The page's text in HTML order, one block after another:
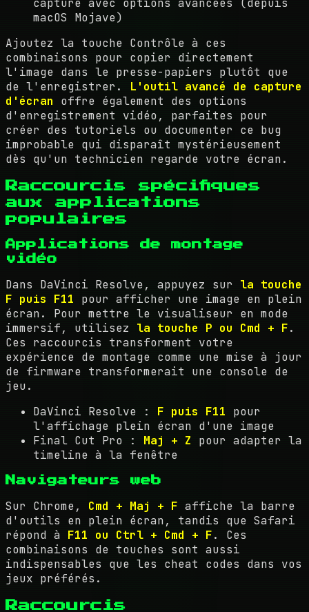
capture avec options avancées (depuis
macOS Mojave)
Ajoutez la touche Contrôle à ces
combinaisons pour copier directement
l'image dans le presse-papiers plutôt que
de l'enregistrer. L'outil avancé de capture
d'écran offre également des options
d'enregistrement vidéo, parfaites pour
créer des tutoriels ou documenter ce bug
improbable qui disparaît mystérieusement
dès qu'un technicien regarde votre écran.
Raccourcis spécifiques
aux applications
populaires
Applications de montage
vidéo
Dans DaVinci Resolve, appuyez sur la touche
F puis F11 pour afficher une image en plein
écran. Pour mettre le visualiseur en mode
immersif, utilisez la touche P ou Cmd + F.
Ces raccourcis transforment votre
expérience de montage comme une mise à jour
de firmware transformerait une console de
jeu.
DaVinci Resolve : F puis F11 pour
l'affichage plein écran d'une image
Final Cut Pro : Maj + Z pour adapter la
timeline à la fenêtre
Navigateurs web
Sur Chrome, Cmd + Maj + F affiche la barre
d'outils en plein écran, tandis que Safari
répond à F11 ou Ctrl + Cmd + F. Ces
combinaisons de touches sont aussi
indispensables que les cheat codes dans vos
jeux préférés.
Raccourcis